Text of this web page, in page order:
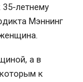
35-летнему
Мэннинг
а в
к